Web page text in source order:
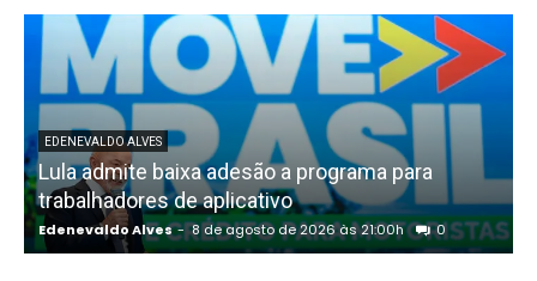
EDENEVALDO ALVES
Lula admite baixa adesão a programa para
trabalhadores de aplicativo
Edenevaldo Alves - 8 de agosto de 2026 às 21:00h 0